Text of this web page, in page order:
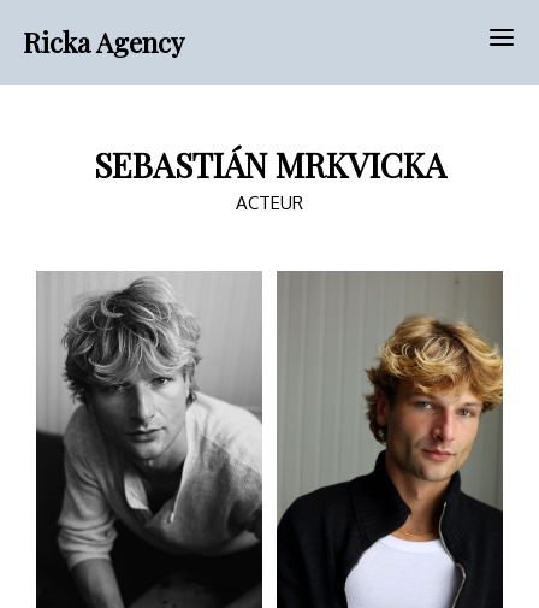
Ricka Agency
SEBASTIÁN MRKVICKA
ACTEUR